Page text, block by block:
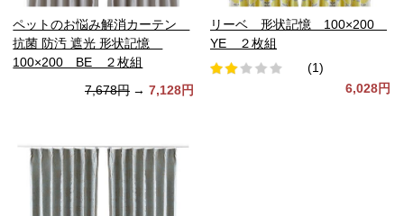
ペットのお悩み解消カーテン
抗菌 防汚 遮光 形状記憶
100×200 BE ２枚組
7,678円 → 7,128円
リーベ 形状記憶 100×200
YE ２枚組
(1)
6,028円